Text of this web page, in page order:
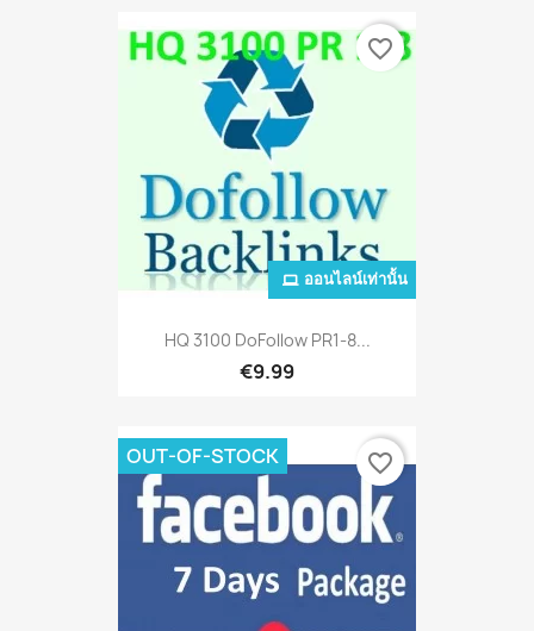
HQ 3100 DoFollow PR1-8...
€9.99
ออนไลน์เท่านั้น
favorite_border
OUT-OF-STOCK favorite_border